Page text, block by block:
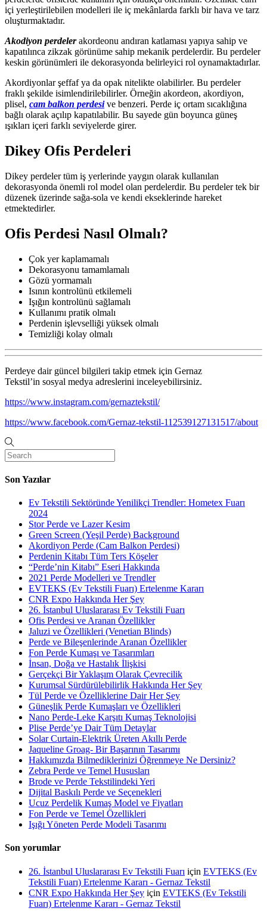
içi yerleştirilebilen modelleri ile iç mekânlarda farklı bir hava ve tarz
oluşturmaktadır.
Akodiyon perdelerakordeonu andıran katlaması yapıya sahip ve
kapatılınca zikzak görünüme sahip mekanik perdelerdir. Bu perdeler
keskin görünümleri ile dekorasyonda belirleyici rol oynamaktadırlar.
Akordiyonlar şeffaf ya da opak nitelikte olabilirler. Bu perdeler
fraklı şekilde isimlendirilebilirler. Örneğin akordeon, akordiyon,
plisel, cam balkon perdesive benzeri. Perde iç ortam sıcaklığına
bağlı olarak açılıp kapatılabilir. Bu sayede gün boyunca güneş
ışıkları içeri farklı seviyelerde girer.
Dikey Ofis Perdeleri
Dikey perdeler tüm iş yerlerinde yaygın olarak kullanılan
dekorasyonda önemli rol model olan perdelerdir. Bu perdeler tek bir
düzenek üzerinde sağa-sola ve kendi ekseklerinde hareket
etmektedirler.
Ofis Perdesi Nasıl Olmalı?
Çok yer kaplamamalı
Dekorasyonu tamamlamalı
Gözü yormamalı
Isının kontrolünü etkilemeli
Işığın kontrolünü sağlamalı
Kullanımı pratik olmalı
Perdenin işlevselliği yüksek olmalı
Temizliği kolay olmalı
Perdeye dair güncel bilgileri takip etmek için Gernaz
Tekstil’in sosyal medya adreslerini inceleyebilirsiniz.
https://www.instagram.com/gernaztekstil/
https://www.facebook.com/Gernaz-tekstil-112539127131517/about
Son Yazılar
Ev Tekstili Sektöründe Yenilikçi Trendler: Hometex Fuarı
2024
Stor Perde ve Lazer Kesim
Green Screen (Yeşil Perde) Background
Akordiyon Perde (Cam Balkon Perdesi)
Perdenin Kitabı Tüm Ters Köşeler
“Perde’nin Kitabı” Eseri Hakkında
2021 Perde Modelleri ve Trendler
EVTEKS (Ev Tekstili Fuarı) Ertelenme Kararı
CNR Expo Hakkında Her Şey
26. İstanbul Uluslararası Ev Tekstili Fuarı
Ofis Perdesi ve Aranan Özellikler
Jaluzi ve Özellikleri (Venetian Blinds)
Perde ve Bileşenlerinde Aranan Özellikler
Fon Perde Kumaşı ve Tasarımları
İnsan, Doğa ve Hastalık İlişkisi
Gerçekçi Bir Yaklaşım Olarak Çevrecilik
Kurumsal Sürdürülebilirlik Hakkında Her Şey
Tül Perde ve Özelliklerine Dair Her Şey
Güneşlik Perde Kumaşları ve Özellikleri
Nano Perde-Leke Karşıtı Kumaş Teknolojisi
Plise Perde’ye Dair Tüm Detaylar
Solar Curtain-Elektrik Üreten Akıllı Perde
Jaqueline Groag- Bir Başarının Tasarımı
Hakkımızda Bilmediklerinizi Öğrenmeye Ne Dersiniz?
Zebra Perde ve Temel Hususları
Brode ve Perde Tekstilindeki Yeri
Dijital Baskılı Perde ve Seçenekleri
Ucuz Perdelik Kumaş Model ve Fiyatları
Fon Perde ve Temel Özellikleri
Işığı Yöneten Perde Modeli Tasarımı
Son yorumlar
26. İstanbul Uluslararası Ev Tekstili Fuarı için EVTEKS (Ev
Tekstili Fuarı) Ertelenme Kararı - Gernaz Tekstil
CNR Expo Hakkında Her Şey için EVTEKS (Ev Tekstili
Fuarı) Ertelenme Kararı - Gernaz Tekstil